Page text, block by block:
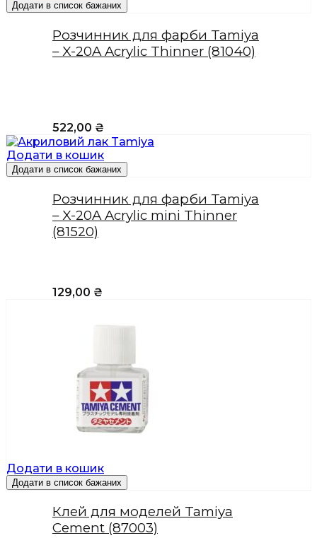
Додати в список бажаних
Розчинник для фарби Tamiya
– X-20A Acrylic Thinner (81040)
522,00 ₴
Додати в кошик
Додати в список бажаних
Розчинник для фарби Tamiya
– X-20A Acrylic mini Thinner
(81520)
129,00 ₴
Додати в кошик
Додати в список бажаних
Клей для моделей Tamiya
Cement (87003)